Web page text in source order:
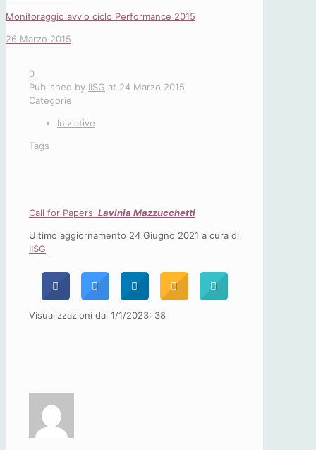
Monitoraggio avvio ciclo Performance 2015
26 Marzo 2015
0
Published by IISG at 24 Marzo 2015
Categorie
Iniziative
Tags
Call for Papers Lavinia Mazzucchetti
Ultimo aggiornamento 24 Giugno 2021 a cura di
IISG
Visualizzazioni dal 1/1/2023: 38